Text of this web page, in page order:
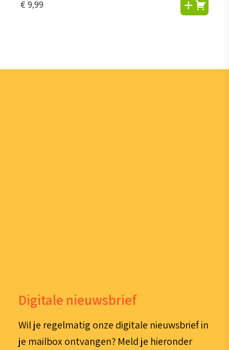
€ 9,99
Digitale nieuwsbrief
Wil je regelmatig onze digitale nieuwsbrief in
je mailbox ontvangen? Meld je hieronder